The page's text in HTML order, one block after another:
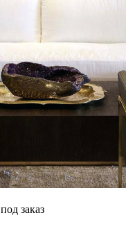
заказ